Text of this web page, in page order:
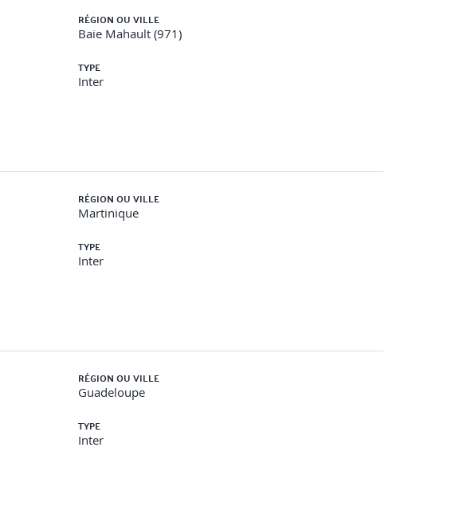
RÉGION OU VILLE
Baie Mahault (971)
TYPE
Inter
RÉGION OU VILLE
Martinique
TYPE
Inter
RÉGION OU VILLE
Guadeloupe
TYPE
Inter